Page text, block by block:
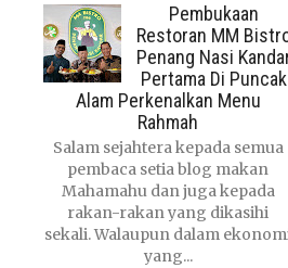
Pembukaan
Restoran MM
Penang Nasi
Pertama Di Puncak
Alam Perkenalkan Menu
Rahmah
Salam sejahtera kepada semua
pembaca setia blog makan
Mahamahu dan juga kepada
rakan-rakan yang dikasihi
sekali. Walaupun dalam
yang...